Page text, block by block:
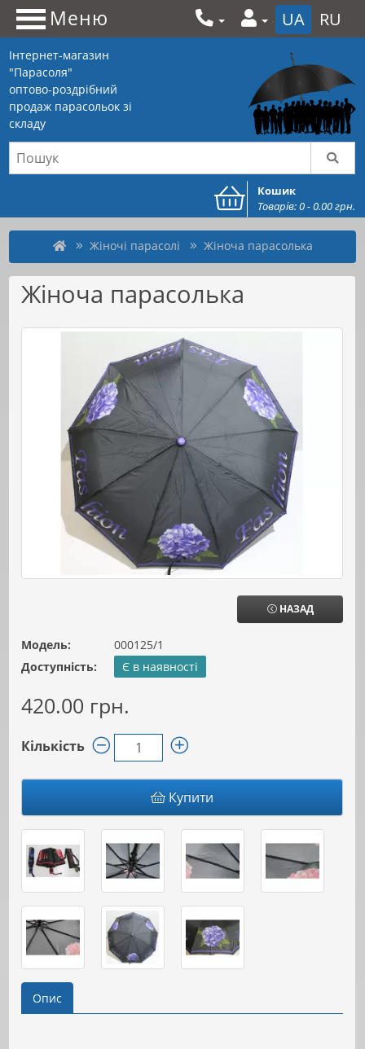
Меню UA RU
Інтернет-магазин
"Парасоля"
оптово-роздрібний
продаж парасольок зі
складу
Кошик
Товарів: 0 - 0.00 грн.
Жіночі парасолі Жіноча парасолька
Жіноча парасолька
НАЗАД
Модель:
000125/1
Доступність:
Є в наявності
420.00 грн.
Кількість
Купити
Опис